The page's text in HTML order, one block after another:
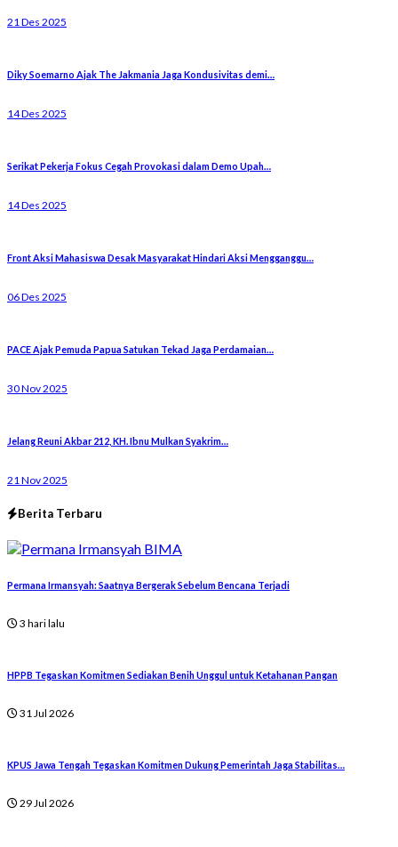
21 Des 2025
Diky Soemarno Ajak The Jakmania Jaga Kondusivitas demi…
14 Des 2025
Serikat Pekerja Fokus Cegah Provokasi dalam Demo Upah…
14 Des 2025
Front Aksi Mahasiswa Desak Masyarakat Hindari Aksi Mengganggu…
06 Des 2025
PACE Ajak Pemuda Papua Satukan Tekad Jaga Perdamaian…
30 Nov 2025
Jelang Reuni Akbar 212, KH. Ibnu Mulkan Syakrim…
21 Nov 2025
Berita Terbaru
Permana Irmansyah: Saatnya Bergerak Sebelum Bencana Terjadi
3 hari lalu
HPPB Tegaskan Komitmen Sediakan Benih Unggul untuk Ketahanan Pangan
31 Jul 2026
KPUS Jawa Tengah Tegaskan Komitmen Dukung Pemerintah Jaga Stabilitas…
29 Jul 2026